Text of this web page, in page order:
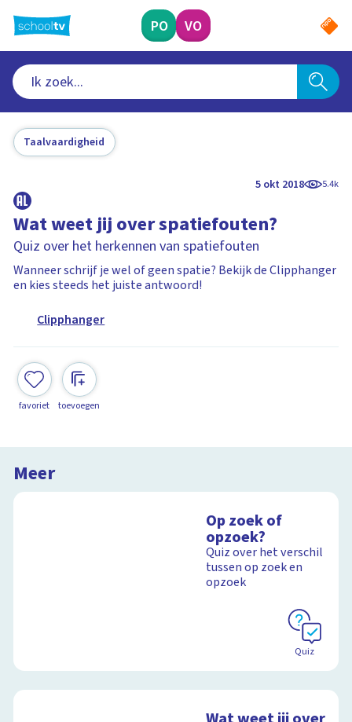
naar
hoofdinhoud
PO VO
Taalvaardigheid
5 okt 2018 5.4k
Wat weet jij over spatiefouten?
Quiz over het herkennen van spatiefouten
Wanneer schrijf je wel of geen spatie? Bekijk de Clipphanger
en kies steeds het juiste antwoord!
Clipphanger
favoriet toevoegen
Meer
Op zoek of
opzoek?
Quiz over het verschil
tussen op zoek en
opzoek
Quiz